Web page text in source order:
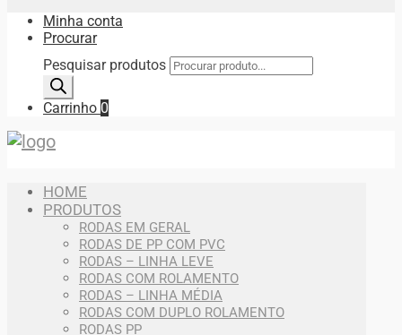
Minha conta
Procurar
Pesquisar produtos
Carrinho 0
HOME
PRODUTOS
RODAS EM GERAL
RODAS DE PP COM PVC
RODAS – LINHA LEVE
RODAS COM ROLAMENTO
RODAS – LINHA MÉDIA
RODAS COM DUPLO ROLAMENTO
RODAS PP